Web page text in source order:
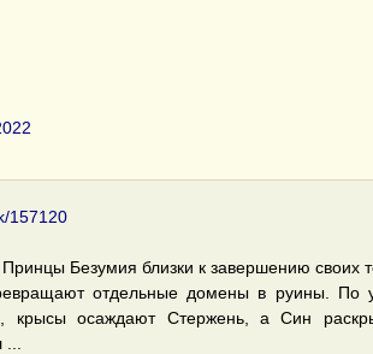
157120
Безумия близки к завершению своих
отдельные домены в руины. По
крысы осаждают Стержень, а Син